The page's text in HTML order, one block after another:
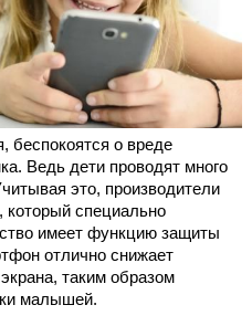
беспокоятся о вреде
Ведь дети проводят много
это, производители
специально
имеет функцию защиты
отлично снижает
таким образом
малышей.